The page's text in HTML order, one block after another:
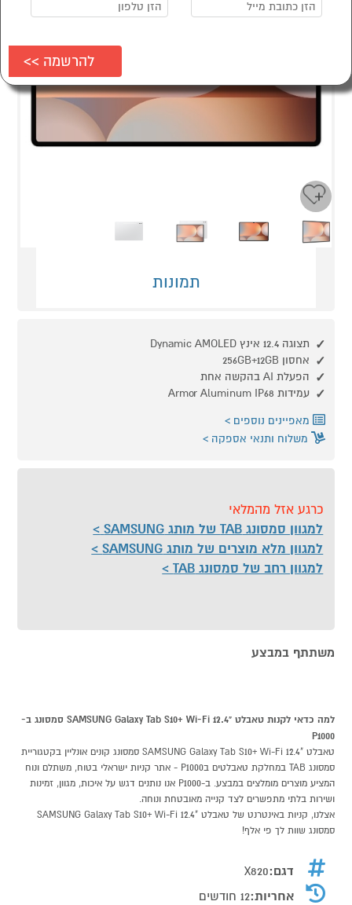
תמונות
תצוגה 12.4 אינץ Dynamic AMOLED
אחסון 256GB+12GB
הפעלת AI בהקשה אחת
עמידות Armor Aluminum IP68
מאפיינים נוספים
משלוח ותנאי אספקה
כרגע אזל מהמלאי
למגוון סמסונג TAB של מותג SAMSUNG
למגוון מלא מוצרים של מותג SAMSUNG
למגוון רחב של סמסונג TAB
משתתף במבצע
למה כדאי לקנות טאבלט "12.4 SAMSUNG Galaxy Tab S10+ Wi-Fi סמסונג ב-
P1000
טאבלט "12.4 SAMSUNG Galaxy Tab S10+ Wi-Fi סמסונג קונים אונליין בקטגוריית
סמסונג TAB במחלקת טאבלטים בP1000 - אתר קניות ישראלי בטוח, משתלם ונוח
המציע מוצרים מומלצים במבצע. ב-P1000 אנו נותנים דגש על איכות, מגוון, זמינות
ושירות בלתי מתפשרים לצד קנייה מאובטחת ונוחה.
אצלנו, קניות באינטרנט של טאבלט "12.4 SAMSUNG Galaxy Tab S10+ Wi-Fi
סמסונג שוות לך פי אלף!
דגם:X820
אחריות:12 חודשים